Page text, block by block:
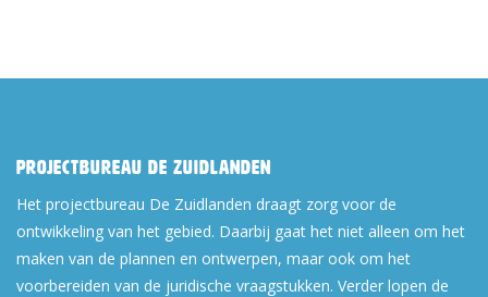
Projectbureau De Zuidlanden
Het projectbureau De Zuidlanden draagt zorg voor de
ontwikkeling van het gebied. Daarbij gaat het niet alleen om het
maken van de plannen en ontwerpen, maar ook om het
voorbereiden van de juridische vraagstukken. Verder lopen de